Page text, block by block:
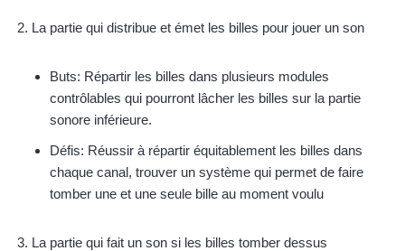
La partie qui distribue et émet les billes pour jouer un son
Buts: Répartir les billes dans plusieurs modules
contrôlables qui pourront lâcher les billes sur la partie
sonore inférieure.
Défis: Réussir à répartir équitablement les billes dans
chaque canal, trouver un système qui permet de faire
tomber une et une seule bille au moment voulu
La partie qui fait un son si les billes tomber dessus